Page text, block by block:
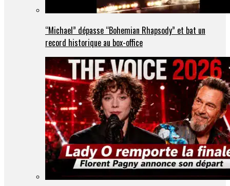
“Michael” dépasse “Bohemian Rhapsody” et bat un
record historique au box-office